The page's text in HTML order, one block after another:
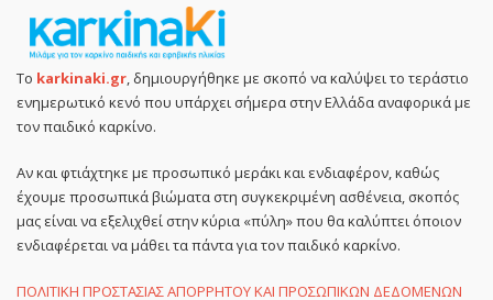
Το karkinaki.gr, δημιουργήθηκε με σκοπό να καλύψει το τεράστιο
ενημερωτικό κενό που υπάρχει σήμερα στην Ελλάδα αναφορικά με
τον παιδικό καρκίνο.
Αν και φτιάχτηκε με προσωπικό μεράκι και ενδιαφέρον, καθώς
έχουμε προσωπικά βιώματα στη συγκεκριμένη ασθένεια, σκοπός
μας είναι να εξελιχθεί στην κύρια «πύλη» που θα καλύπτει όποιον
ενδιαφέρεται να μάθει τα πάντα για τον παιδικό καρκίνο.
ΠΟΛΙΤΙΚΗ ΠΡΟΣΤΑΣΙΑΣ ΑΠΟΡΡΗΤΟΥ ΚΑΙ ΠΡΟΣΩΠΙΚΩΝ ΔΕΔΟΜΕΝΩΝ